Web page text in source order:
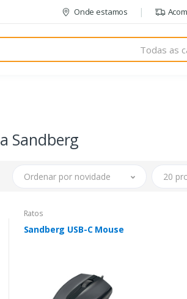
Onde estamos
Todas as
Sandberg
Ordenar por novidade 20
Ratos
Sandberg USB-C Mouse